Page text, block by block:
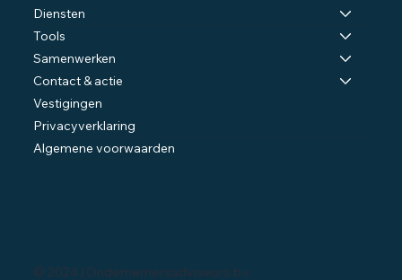
© 2024 | Ondernemersadviseurs b.v.
Diensten
Tools
Samenwerken
Contact & actie
Vestigingen
Privacyverklaring
Algemene voorwaarden